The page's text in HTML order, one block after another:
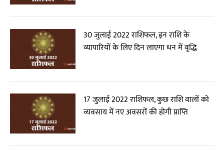
30 जुलाई 2022 राशिफल, इन राशि के
व्यापारियों के लिए दिन लाएगा धन में वृद्धि
17 जुलाई 2022 राशिफल, कुछ राशि वालों को
व्यवसाय में नए अवसरों की होगी प्राप्ति